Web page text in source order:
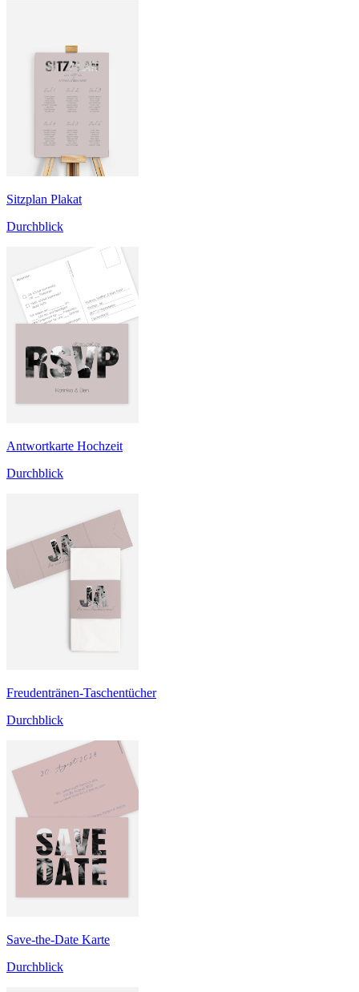
Sitzplan Plakat
Durchblick
Antwortkarte Hochzeit
Durchblick
Freudentränen-Taschentücher
Durchblick
Save-the-Date Karte
Durchblick